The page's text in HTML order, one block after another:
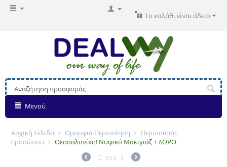
Το καλάθι είναι άδειο
Μενού
Αρχική Σελίδα / Ομορφιά Περιποίηση / Περιποίηση
Προσώπου / Θεσσαλονίκη! Νυφικό Μακιγιάζ + ΔΩΡΟ
2 του 3